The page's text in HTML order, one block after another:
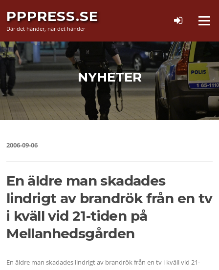
innehåll
PPPRESS.SE
Där det händer, när det händer
Meny
NYHETER
2006-09-06
En äldre man skadades
lindrigt av brandrök från en tv
i kväll vid 21-tiden på
Mellanhedsgården
En äldre man skadades lindrigt av brandrök från en tv i kväll vid 21-